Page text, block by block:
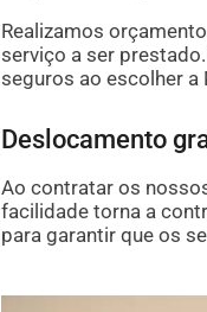
Realizamos
serviço a ser
seguros ao escolher a
Deslocamento
Ao contratar os
facilidade torna a
para garantir que os